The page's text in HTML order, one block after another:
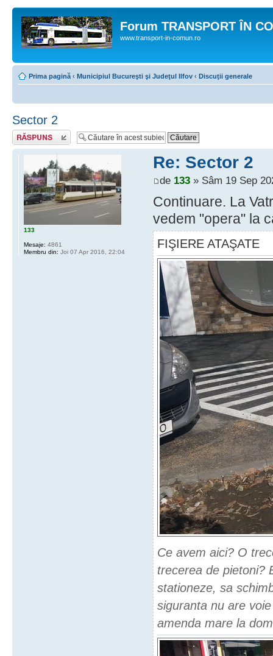
Forum TRANSPORT ÎN
www.transport-in-comun.ro
Prima pagină ‹ Municipiul Bucureşti şi Judeţul Ilfov ‹ Discuţii generale
Sector 2
Răspunde
Re: Sector 2
de 133» Sâm 19 Sep
Continuare. La
vedem "opera" la
FIŞIERE ATAŞATE
Ce avem aici? O
trecerea de pietoni?
stationeze, sa
siguranta nu are
amenda mare la
133
Mesaje: 4861
Membru din: Joi 07 Apr 2016, 22:04